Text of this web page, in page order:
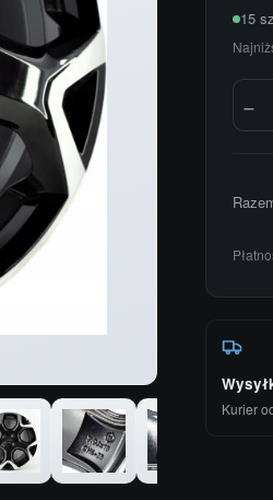
15
−
Kurier